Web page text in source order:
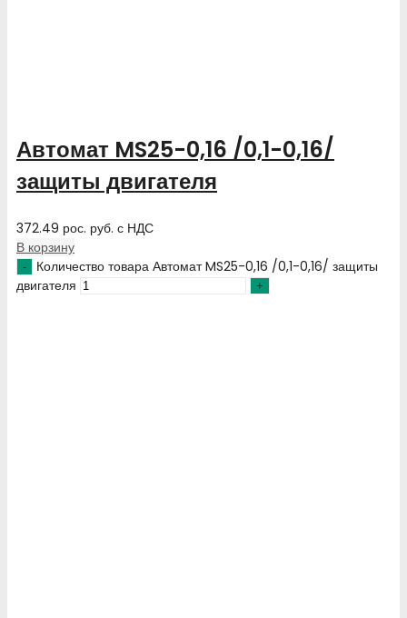
Автомат MS25-0,16 /0,1-0,16/
защиты двигателя
372.49 рос. руб. с НДС
В корзину
Количество товара Автомат MS25-0,16 /0,1-0,16/ защиты
двигателя